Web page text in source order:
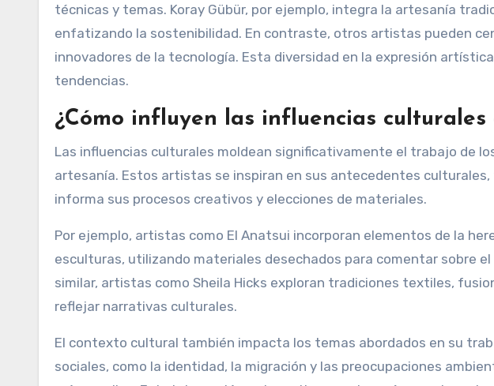
técnicas y temas. Koray Gübür, por ejemplo, integra la artesanía
enfatizando la sostenibilidad. En contraste, otros artistas pueden
innovadores de la tecnología. Esta diversidad en la expresión
tendencias.
¿Cómo influyen las influencias culturales
Las influencias culturales moldean significativamente el trabajo de
artesanía. Estos artistas se inspiran en sus antecedentes
informa sus procesos creativos y elecciones de materiales.
Por ejemplo, artistas como El Anatsui incorporan elementos de la
esculturas, utilizando materiales desechados para comentar sobre el
similar, artistas como Sheila Hicks exploran tradiciones textiles,
reflejar narrativas culturales.
El contexto cultural también impacta los temas abordados en su
sociales, como la identidad, la migración y las preocupaciones